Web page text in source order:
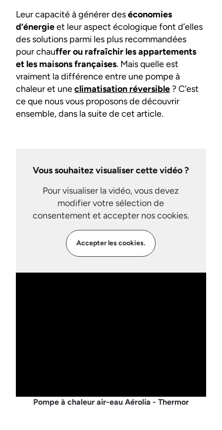
Leur capacité à générer deséconomies
d’énergieet leur aspect écologique font d’elles
des solutions parmi les plus recommandées
pour chauffer ou rafraîchir les appartements
et les maisons françaises. Mais quelle est
vraiment la différence entre une pompe à
chaleur et uneclimatisation réversible? C’est
ce que nous vous proposons de découvrir
ensemble, dans la suite de cet article.
Vous souhaitez visualiser cette vidéo ?
Pour visualiser la vidéo, vous devez
modifier votre sélection de
consentement et accepter nos cookies.
Accepter les cookies.
Pompe à chaleur air-eau Aérolia - Thermor